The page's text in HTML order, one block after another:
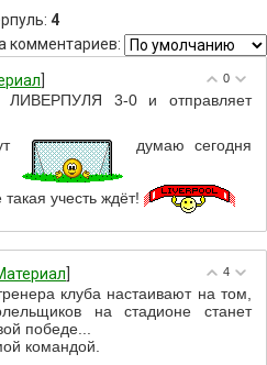
: 4
комментариев:
0
ЛИВЕРПУЛЯ 3-0 и отправляет
думаю сегодня
учесть ждёт!
4
клуба настаивают на том,
на стадионе станет
победе...
командой.